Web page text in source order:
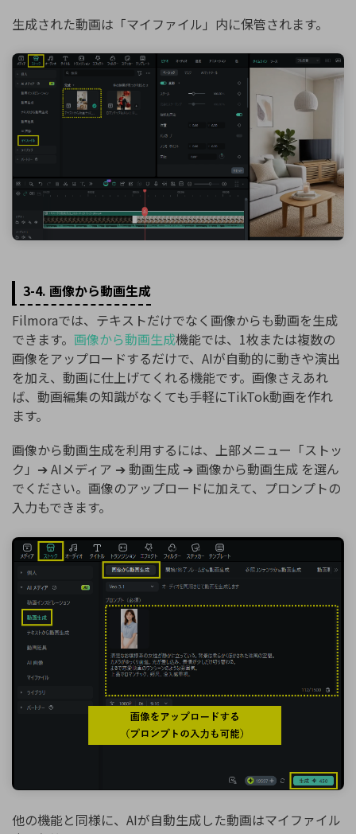
生成された動画は「マイファイル」内に保管されます。
3-4. 画像から動画生成
Filmoraでは、テキストだけでなく画像からも動画を生成
できます。 画像から動画生成機能では、1枚または複数の
画像をアップロードするだけで、AIが自動的に動きや演出
を加え、動画に仕上げてくれる機能です。画像さえあれ
ば、動画編集の知識がなくても手軽にTikTok動画を作れ
ます。
画像から動画生成を利用するには、上部メニュー「ストッ
ク」➔ AIメディア ➔ 動画生成 ➔ 画像から動画生成 を選ん
でください。画像のアップロードに加えて、プロンプトの
入力もできます。
他の機能と同様に、AIが自動生成した動画はマイファイル